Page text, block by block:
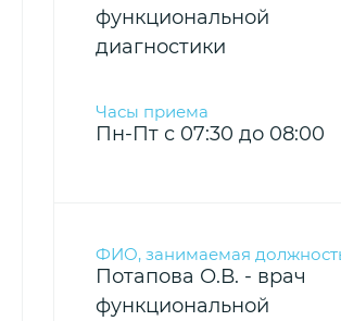
функциональной
диагностики
Пн-Пт с 07:30 до 08:00
Потапова О.В. - врач
функциональной